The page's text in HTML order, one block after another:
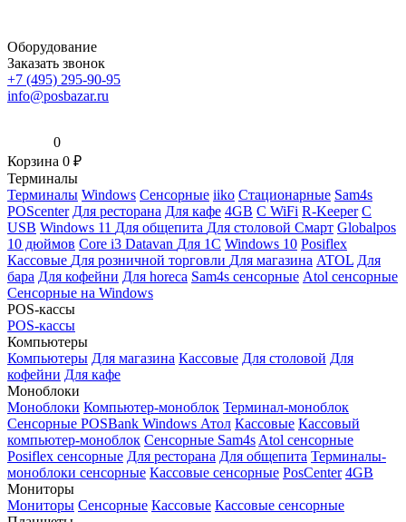
Оборудование
Заказать звонок
+7 (495) 295-90-95
info@posbazar.ru
0
Корзина 0 ₽
Терминалы
Терминалы Windows Сенсорные iiko Стационарные Sam4s
POScenter Для ресторана Для кафе 4GB С WiFi R-Keeper С
USB Windows 11 Для общепита Для столовой Смарт Globalpos
10 дюймов Core i3 Datavan Для 1С Windows 10 Posiflex
Кассовые Для розничной торговли Для магазина ATOL Для
бара Для кофейни Для horeca Sam4s сенсорные Atol сенсорные
Сенсорные на Windows
POS-кассы
POS-кассы
Компьютеры
Компьютеры Для магазина Кассовые Для столовой Для
кофейни Для кафе
Моноблоки
Моноблоки Компьютер-моноблок Терминал-моноблок
Сенсорные POSBank Windows Атол Кассовые Кассовый
компьютер-моноблок Сенсорные Sam4s Atol сенсорные
Posiflex сенсорные Для ресторана Для общепита Терминалы-
моноблоки сенсорные Кассовые сенсорные PosCenter 4GB
Мониторы
Мониторы Сенсорные Кассовые Кассовые сенсорные